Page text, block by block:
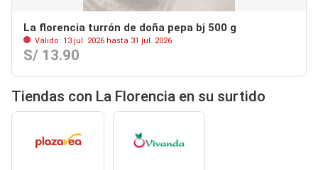
La florencia turrón de doña pepa bj 500 g
Válido: 13 jul. 2026 hasta 31 jul. 2026
S/ 13.90
Tiendas con La Florencia en su surtido